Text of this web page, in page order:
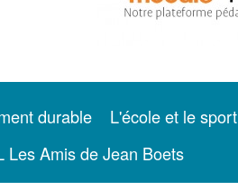
durable L'école et le sport
Les Amis de Jean Boets